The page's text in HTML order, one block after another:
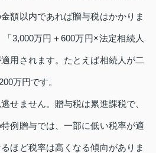
額以内であれば贈与税はかかりま
3,000万円＋600万円×法定相続人
用されます。たとえば相続人が二
万円です。
せません。贈与税は累進課税で、
例贈与では、一部に低い税率が適
ほど税率は高くなる傾向がありま